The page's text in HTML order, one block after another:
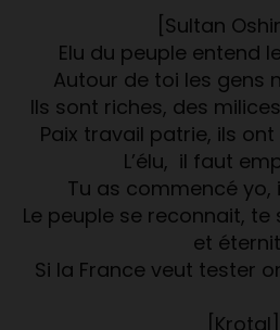
[Sultan
Elu du peuple entend
Autour de toi les gens
Ils sont riches, des
Paix travail patrie, ils
L’élu, il faut
Tu as commencé
Le peuple se reconnait,
et
Si la France veut tester
[Krotal]